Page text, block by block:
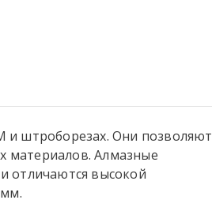
и штроборезах. Они позволяют
материалов. Алмазные
отличаются высокой